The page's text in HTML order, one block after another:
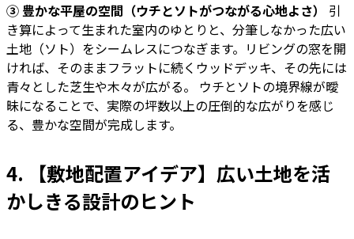
③ 豊かな平屋の空間（ウチとソトがつながる心地よさ）
引
き算によって生まれた室内のゆとりと、分筆しなかった広い
土地（ソト）をシームレスにつなぎます。リビングの窓を開
ければ、そのままフラットに続くウッドデッキ、その先には
青々とした芝生や木々が広がる。 ウチとソトの境界線が曖
昧になることで、実際の坪数以上の圧倒的な広がりを感じ
る、豊かな空間が完成します。
4. 【敷地配置アイデア】広い土地を活
かしきる設計のヒント